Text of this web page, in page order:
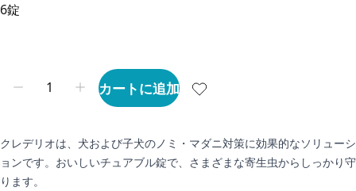
6錠
カートに追加
クレデリオは、犬および子犬のノミ・マダニ対策に効果的なソリューシ
ョンです。おいしいチュアブル錠で、さまざまな寄生虫からしっかり守
ります。